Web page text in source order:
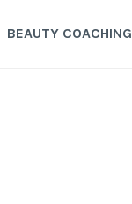
BEAUTY COACHING